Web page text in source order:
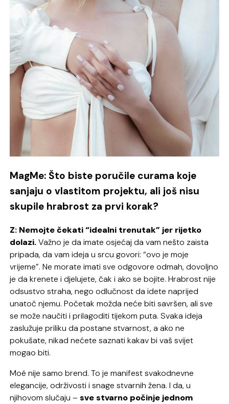
MagMe: Što biste poručile curama koje
sanjaju o vlastitom projektu, ali još nisu
skupile hrabrost za prvi korak?
Z: Nemojte čekati “idealni trenutak” jer rijetko
dolazi.Važno je da imate osjećaj da vam nešto zaista
pripada, da vam ideja u srcu govori: “ovo je moje
vrijeme”. Ne morate imati sve odgovore odmah, dovoljno
je da krenete i djelujete, čak i ako se bojite. Hrabrost nije
odsustvo straha, nego odlučnost da idete naprijed
unatoč njemu. Početak možda neće biti savršen, ali sve
se može naučiti i prilagoditi tijekom puta. Svaka ideja
zaslužuje priliku da postane stvarnost, a ako ne
pokušate, nikad nećete saznati kakav bi vaš svijet
mogao biti.
Moé nije samo brend. To je manifest svakodnevne
elegancije, održivosti i snage stvarnih žena. I da, u
njihovom slučaju –sve stvarno počinje jednom